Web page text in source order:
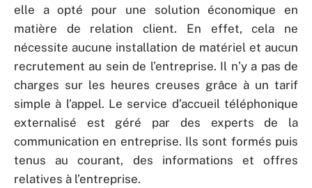
elle a opté pour une solution économique en
matière de relation client. En effet, cela ne
nécessite aucune installation de matériel et aucun
recrutement au sein de l’entreprise. Il n’y a pas de
charges sur les heures creuses grâce à un tarif
simple à l’appel. Le service d’accueil téléphonique
externalisé est géré par des experts de la
communication en entreprise. Ils sont formés puis
tenus au courant, des informations et offres
relatives à l’entreprise.